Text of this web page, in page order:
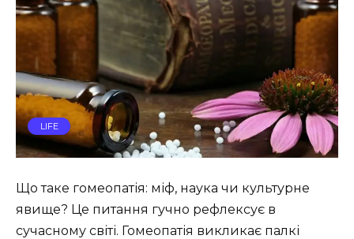
LIFE
Що таке гомеопатія: міф, наука чи культурне
явище? Це питання гучно рефлексує в
сучасному світі. Гомеопатія викликає палкі